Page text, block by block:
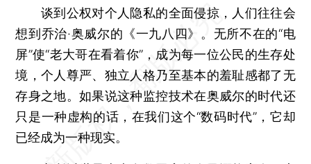
谈到公权对个人隐私的全面侵掠，人们往往会
想到乔治·奥威尔的《一九八四》。无所不在的“电
屏”使“老大哥在看着你”，成为每一位公民的生存处
境，个人尊严、独立人格乃至基本的羞耻感都了无
存身之地。如果说这种监控技术在奥威尔的时代还
只是一种虚构的话，在我们这个“数码时代”，它却
已经成为一种现实。